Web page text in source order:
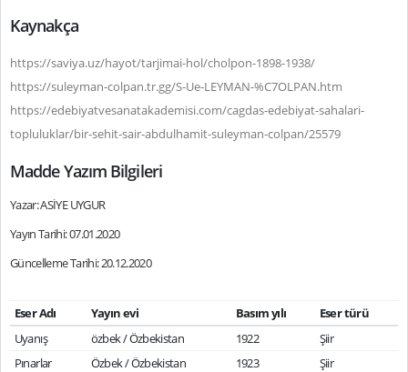
Kaynakça
https://saviya.uz/hayot/tarjimai-hol/cholpon-1898-1938/
https://suleyman-colpan.tr.gg/S-Ue-LEYMAN-%C7OLPAN.htm
https://edebiyatvesanatakademisi.com/cagdas-edebiyat-sahalari-
topluluklar/bir-sehit-sair-abdulhamit-suleyman-colpan/25579
Madde Yazım Bilgileri
Yazar: ASİYE UYGUR
Yayın Tarihi: 07.01.2020
Güncelleme Tarihi: 20.12.2020
Eser Adı Yayın evi Basım yılı
Eser türü
Uyanış
özbek / Özbekistan 1922
Şiir
Pınarlar
Özbek / Özbekistan 1923
Şiir